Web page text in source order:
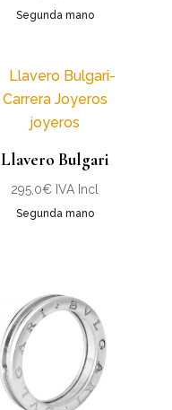
Segunda mano
Llavero Bulgari
295,0€ IVA Incl
Segunda mano